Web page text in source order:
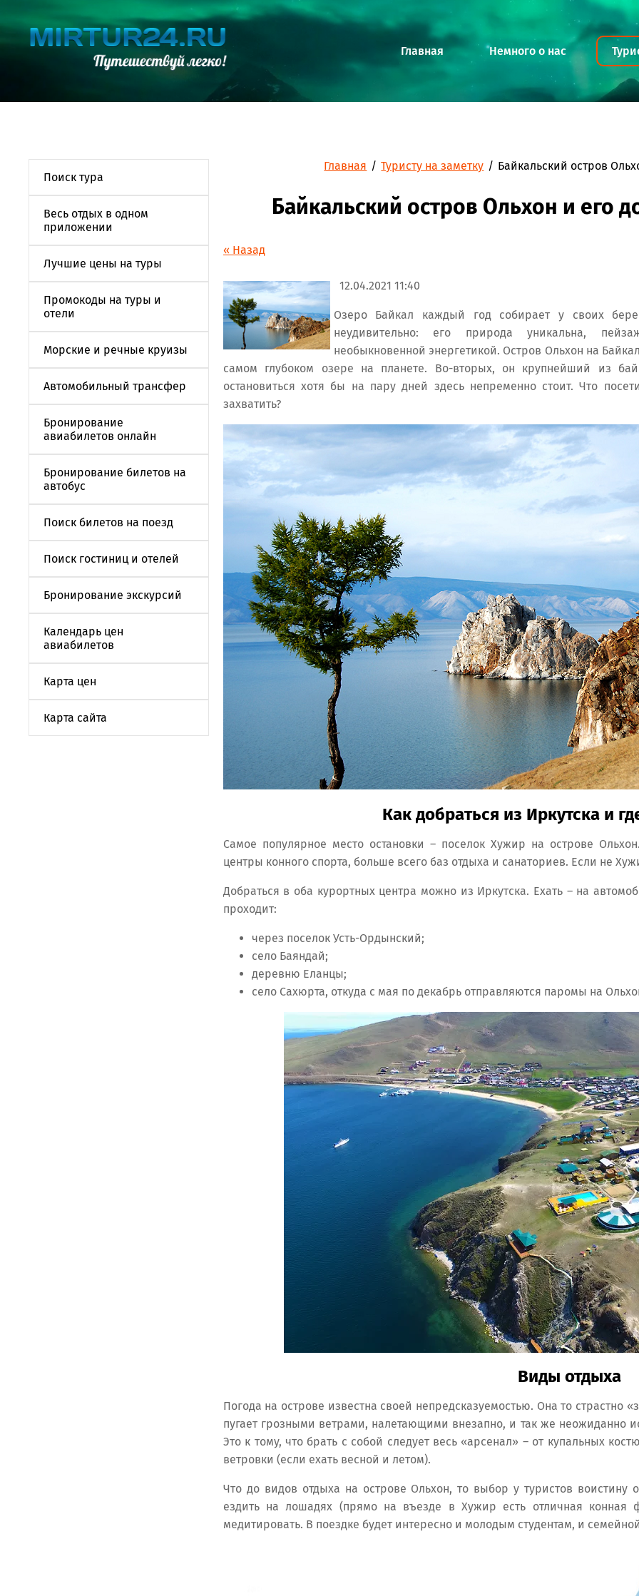
Главная Немного о нас
Поиск тура
Весь отдых в одном
приложении
Лучшие цены на туры
Промокоды на туры и
отели
Морские и речные круизы
Автомобильный трансфер
Бронирование
авиабилетов онлайн
Бронирование билетов на
автобус
Поиск билетов на поезд
Поиск гостиниц и отелей
Бронирование экскурсий
Календарь цен
авиабилетов
Карта цен
Карта сайта
Главная / Туристу на заметку / Байкальский остров
Байкальский остров Ольхон и его
« Назад
12.04.2021 11:40
Озеро Байкал каждый год собирает у своих
неудивительно: его природа уникальна,
необыкновенной энергетикой. Остров Ольхон на
самом глубоком озере на планете. Во-вторых, он крупнейший из
остановиться хотя бы на пару дней здесь непременно стоит. Что
захватить?
Как добраться из Иркутска и
Самое популярное место остановки – поселок Хужир на острове
центры конного спорта, больше всего баз отдыха и санаториев. Если не
Добраться в оба курортных центра можно из Иркутска. Ехать – на
проходит:
через поселок Усть-Ордынский;
село Баяндай;
деревню Еланцы;
село Сахюрта, откуда с мая по декабрь отправляются паромы на
Виды отдыха
Погода на острове известна своей непредсказуемостью. Она то страстно
пугает грозными ветрами, налетающими внезапно, и так же
Это к тому, что брать с собой следует весь «арсенал» – от купальных
ветровки (если ехать весной и летом).
Что до видов отдыха на острове Ольхон, то выбор у туристов воистину
ездить на лошадях (прямо на въезде в Хужир есть отличная конная
медитировать. В поездке будет интересно и молодым студентам, и